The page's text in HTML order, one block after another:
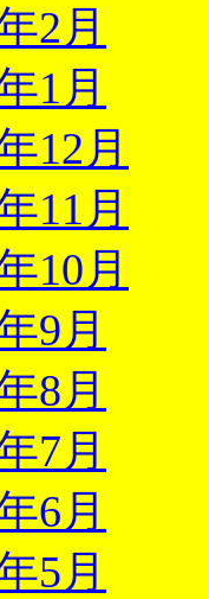
2月
1月
12月
11月
10月
9月
8月
7月
6月
5月